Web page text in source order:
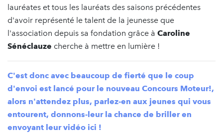
lauréates et tous les lauréats des saisons précédentes
d'avoir représenté le talent de la jeunesse que
l'association depuis sa fondation grâce à Caroline
Sénéclauze cherche à mettre en lumière !
C'est donc avec beaucoup de fierté que le coup
d'envoi est lancé pour le nouveau Concours Moteur!,
alors n'attendez plus, parlez-en aux jeunes qui vous
entourent, donnons-leur la chance de briller en
envoyant leur vidéo ici !